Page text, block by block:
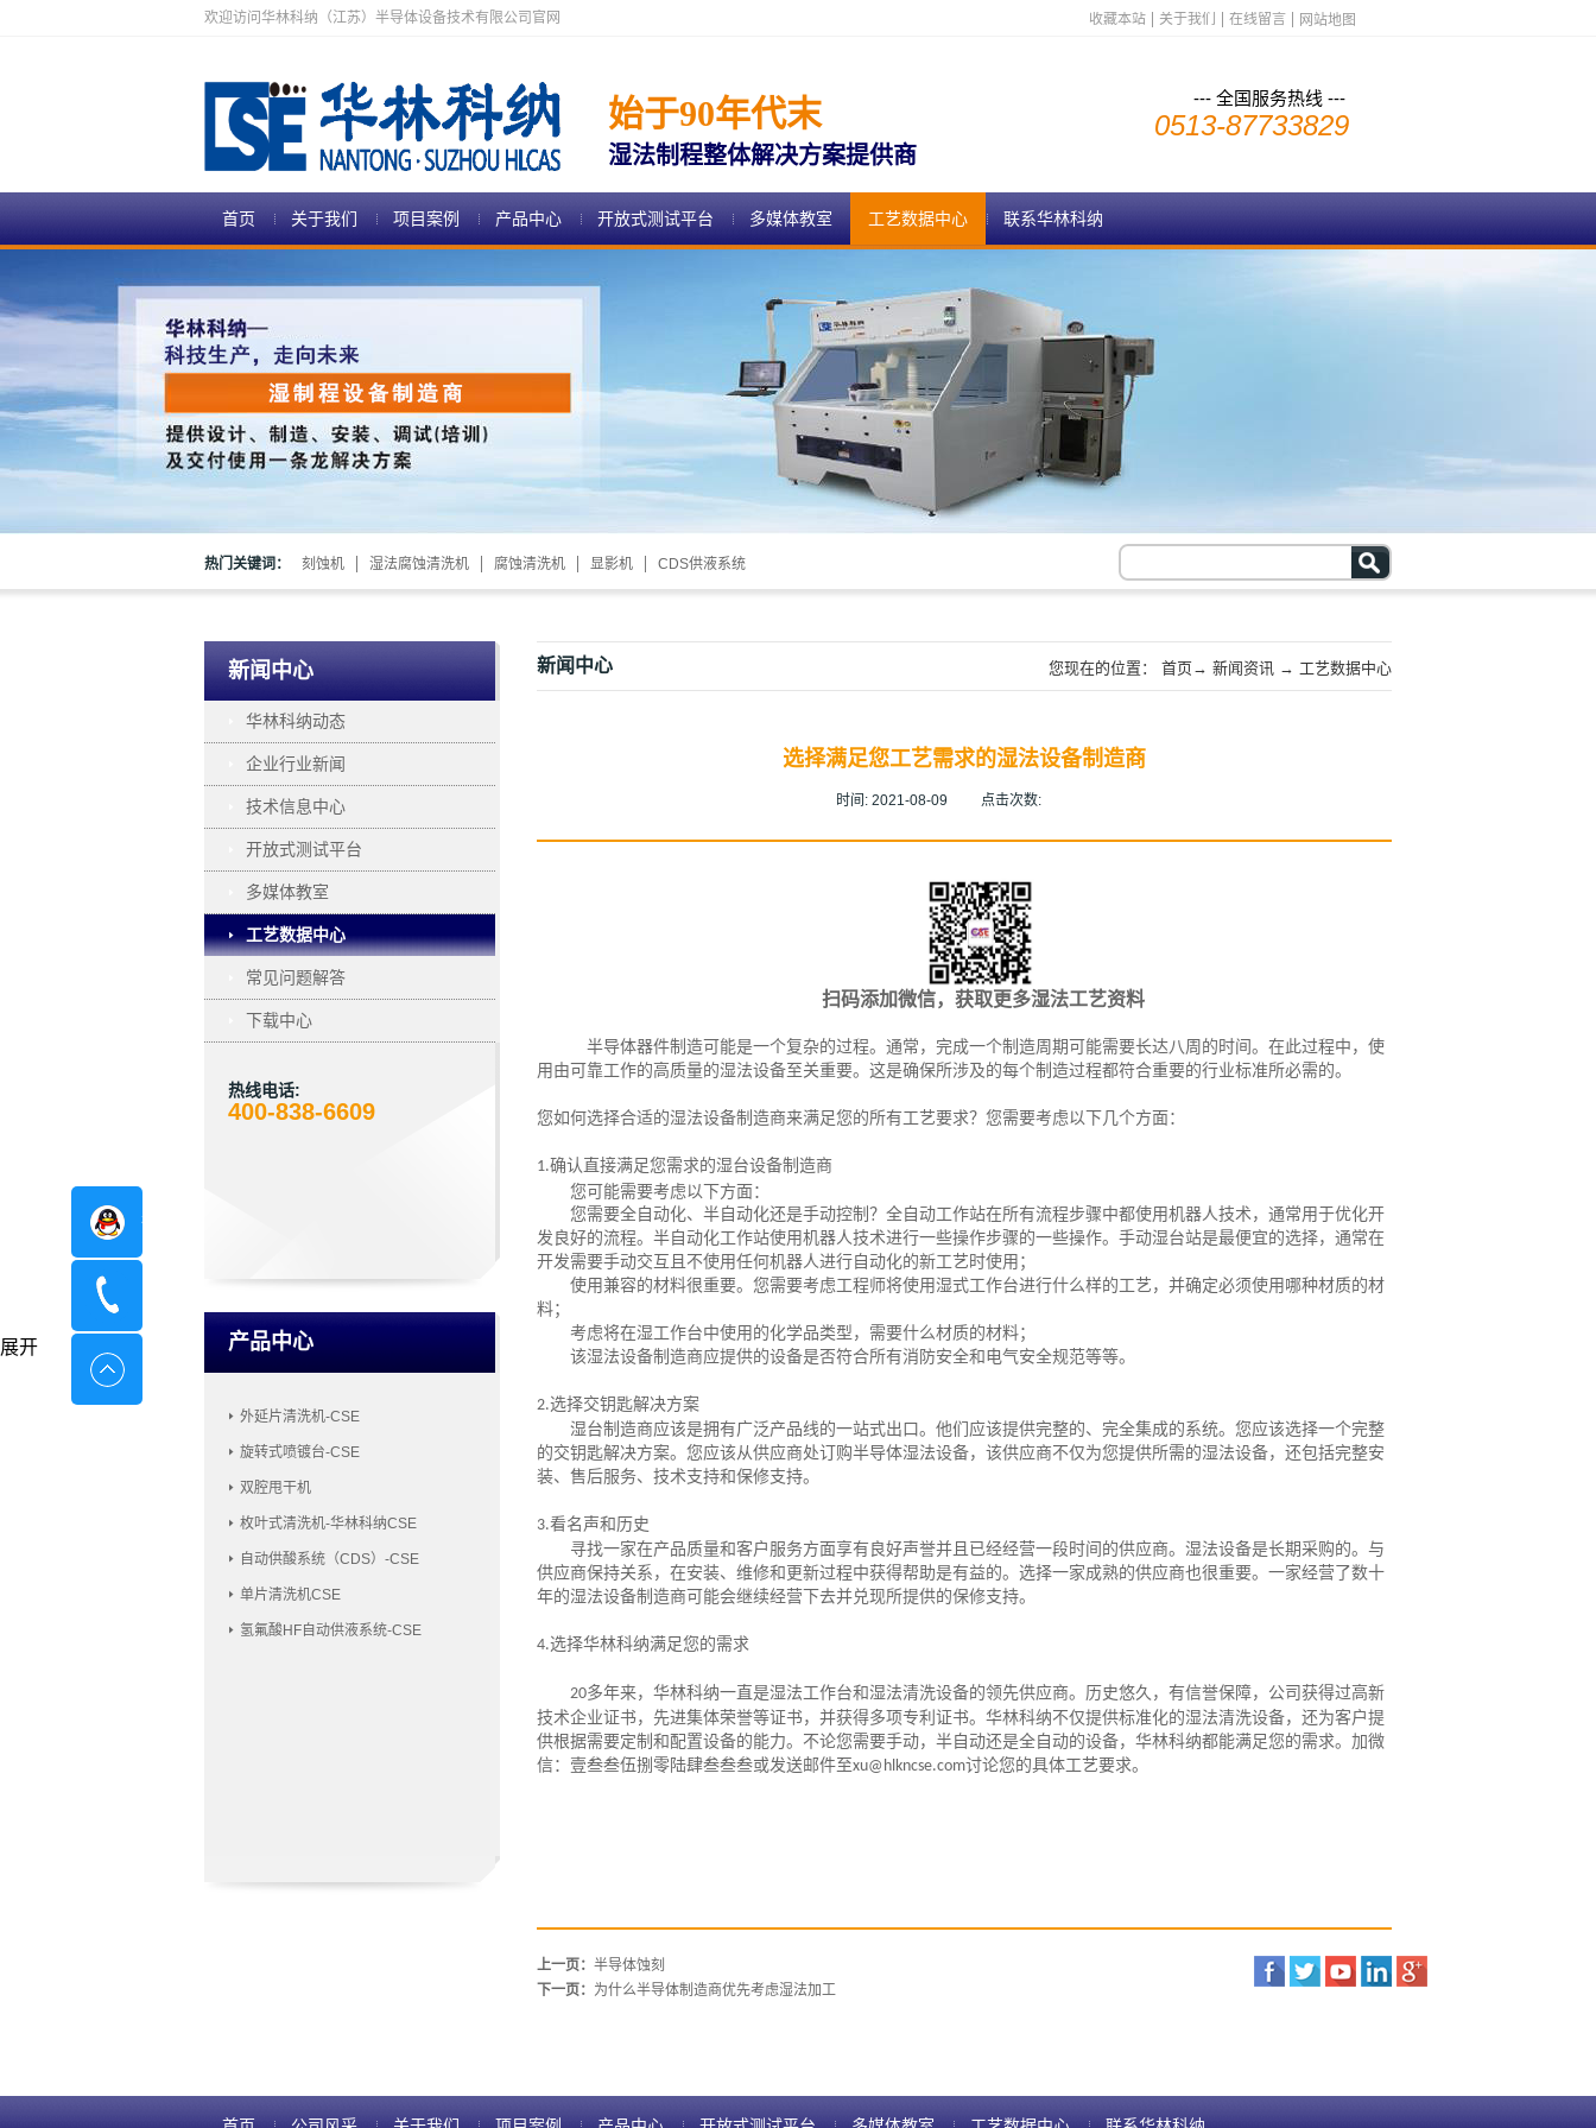
欢迎访问华林科纳（江苏）半导体设备技术有限公司官网 收藏本站 关于我们 在线留言 网站地图
始于90年代末
湿法制程整体解决方案提供商
--- 全国服务热线 ---
0513-87733829
首页 关于我们 项目案例 产品中心 开放式测试平台 多媒体教室 工艺数据中心 联系华林科纳
热门关键词： 刻蚀机 湿法腐蚀清洗机 腐蚀清洗机 显影机 CDS供液系统
新闻中心
华林科纳动态
企业行业新闻
技术信息中心
开放式测试平台
多媒体教室
工艺数据中心
常见问题解答
下载中心
热线电话:
400-838-6609
产品中心
外延片清洗机-CSE
旋转式喷镀台-CSE
双腔甩干机
枚叶式清洗机-华林科纳CSE
自动供酸系统（CDS）-CSE
单片清洗机CSE
氢氟酸HF自动供液系统-CSE
新闻中心 您现在的位置： 首页→ 新闻资讯 → 工艺数据中心
选择满足您工艺需求的湿法设备制造商
时间: 2021-08-09 点击次数:
扫码添加微信，获取更多湿法工艺资料
半导体器件制造可能是一个复杂的过程。通常，完成一个制造周期可能需要长达八周的时间。在此过程中，使
用由可靠工作的高质量的湿法设备至关重要。这是确保所涉及的每个制造过程都符合重要的行业标准所必需的。
您如何选择合适的湿法设备制造商来满足您的所有工艺要求？您需要考虑以下几个方面：
1.确认直接满足您需求的湿台设备制造商
您可能需要考虑以下方面：
您需要全自动化、半自动化还是手动控制？全自动工作站在所有流程步骤中都使用机器人技术，通常用于优化开
发良好的流程。半自动化工作站使用机器人技术进行一些操作步骤的一些操作。手动湿台站是最便宜的选择，通常在
开发需要手动交互且不使用任何机器人进行自动化的新工艺时使用；
使用兼容的材料很重要。您需要考虑工程师将使用湿式工作台进行什么样的工艺，并确定必须使用哪种材质的材
料；
考虑将在湿工作台中使用的化学品类型，需要什么材质的材料；
该湿法设备制造商应提供的设备是否符合所有消防安全和电气安全规范等等。
2.选择交钥匙解决方案
湿台制造商应该是拥有广泛产品线的一站式出口。他们应该提供完整的、完全集成的系统。您应该选择一个完整
的交钥匙解决方案。您应该从供应商处订购半导体湿法设备，该供应商不仅为您提供所需的湿法设备，还包括完整安
装、售后服务、技术支持和保修支持。
3.看名声和历史
寻找一家在产品质量和客户服务方面享有良好声誉并且已经经营一段时间的供应商。湿法设备是长期采购的。与
供应商保持关系，在安装、维修和更新过程中获得帮助是有益的。选择一家成熟的供应商也很重要。一家经营了数十
年的湿法设备制造商可能会继续经营下去并兑现所提供的保修支持。
4.选择华林科纳满足您的需求
20多年来，华林科纳一直是湿法工作台和湿法清洗设备的领先供应商。历史悠久，有信誉保障，公司获得过高新
技术企业证书，先进集体荣誉等证书，并获得多项专利证书。华林科纳不仅提供标准化的湿法清洗设备，还为客户提
供根据需要定制和配置设备的能力。不论您需要手动，半自动还是全自动的设备，华林科纳都能满足您的需求。加微
信：壹叁叁伍捌零陆肆叁叁叁或发送邮件至xu@hlkncse.com讨论您的具体工艺要求。
上一页： 半导体蚀刻
下一页： 为什么半导体制造商优先考虑湿法加工
在线咨询
展开